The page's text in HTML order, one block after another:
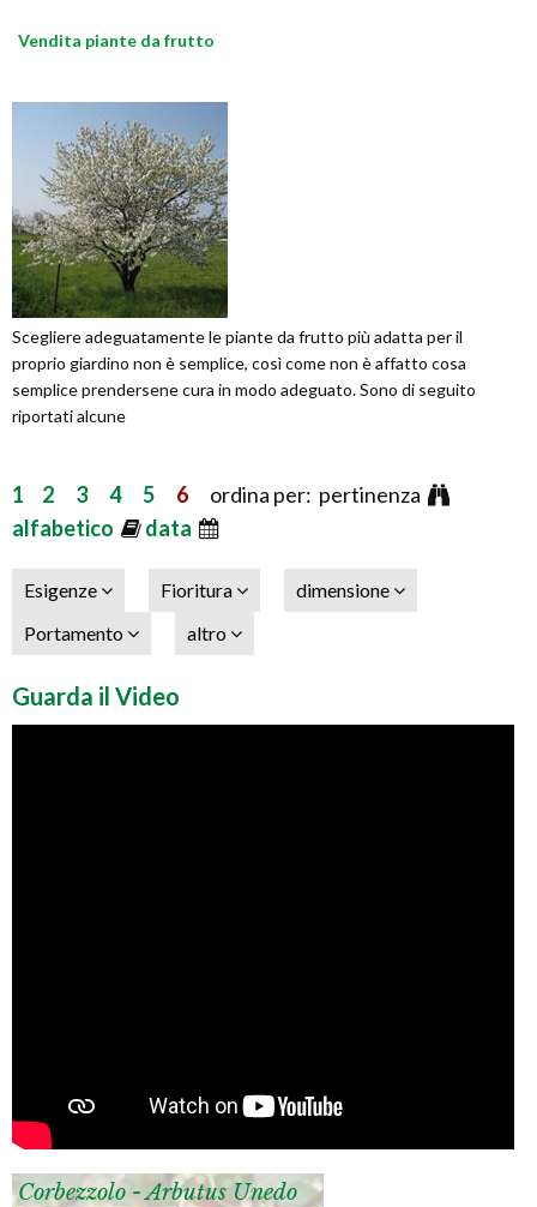
Vendita piante da frutto
Scegliere adeguatamente le piante da frutto più adatta per il
proprio giardino non è semplice, così come non è affatto cosa
semplice prendersene cura in modo adeguato. Sono di seguito
riportati alcune
1 2 3 4 5 6 ordina per: pertinenza
alfabetico
data
Esigenze Fioritura
dimensione
Portamento
altro
Guarda il Video
Corbezzolo - Arbutus Unedo